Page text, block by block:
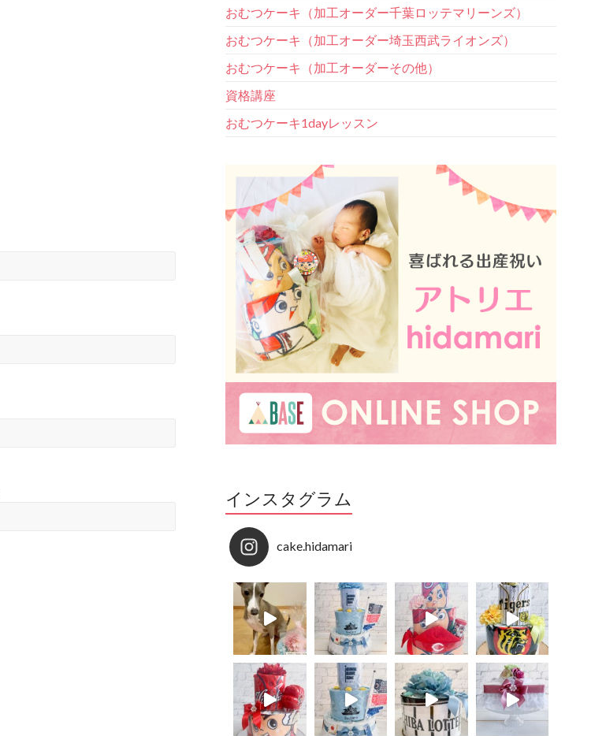
おむつケーキ（加工オーダー千葉ロッテマリーンズ）
おむつケーキ（加工オーダー埼玉西武ライオンズ）
おむつケーキ（加工オーダーその他）
資格講座
おむつケーキ1dayレッスン
インスタグラム
cake.hidamari